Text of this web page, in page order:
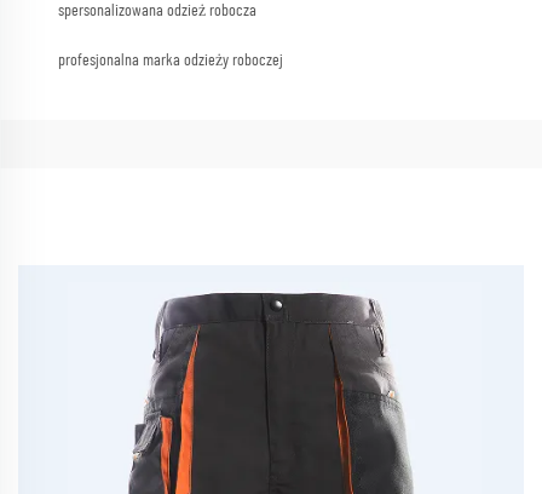
spersonalizowana odzież robocza
profesjonalna marka odzieży roboczej